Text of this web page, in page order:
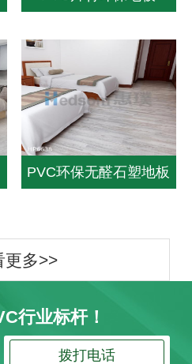
PVC环保无醛石塑地板
更多>>
行业标杆！
拨打电话